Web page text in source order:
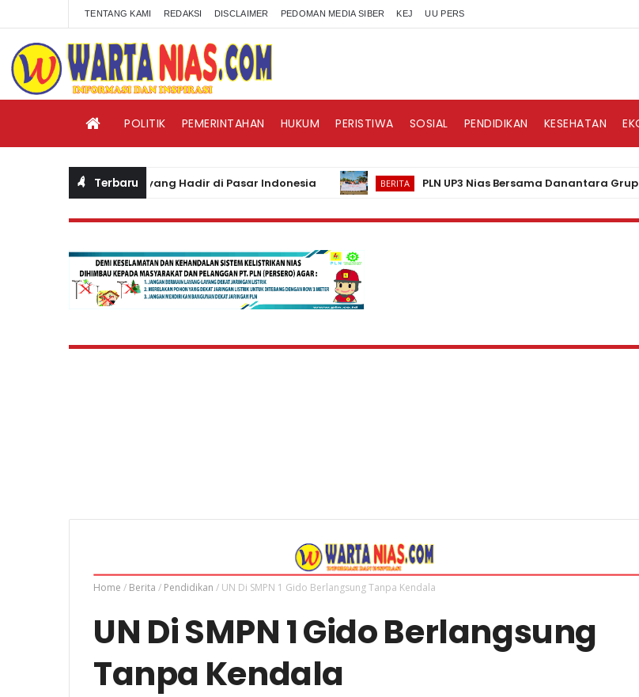
TENTANG KAMI REDAKSI DISCLAIMER PEDOMAN MEDIA SIBER KEJ UU PERS
POLITIK PEMERINTAHAN HUKUM PERISTIWA SOSIAL PENDIDIKAN KESEHATAN
Terbaru
Wearable Baru yang Hadir di Pasar Indonesia BERITA PLN UP3 Nias Bersama Danantara Grup
Home / Berita / Pendidikan / UN Di SMPN 1 Gido Berlangsung Tanpa Kendala
UN Di SMPN 1 Gido Berlangsung
Tanpa Kendala